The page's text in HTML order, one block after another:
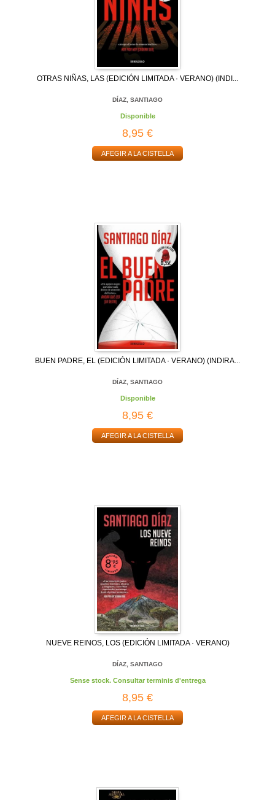
OTRAS NIÑAS, LAS (EDICIÓN LIMITADA · VERANO) (INDI...
DÍAZ, SANTIAGO
Disponible
8,95 €
AFEGIR A LA CISTELLA
BUEN PADRE, EL (EDICIÓN LIMITADA · VERANO) (INDIRA...
DÍAZ, SANTIAGO
Disponible
8,95 €
AFEGIR A LA CISTELLA
NUEVE REINOS, LOS (EDICIÓN LIMITADA · VERANO)
DÍAZ, SANTIAGO
Sense stock. Consultar terminis d'entrega
8,95 €
AFEGIR A LA CISTELLA